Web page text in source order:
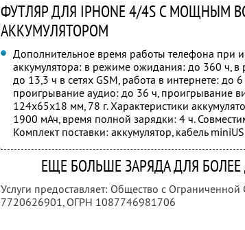
ФУТЛЯР ДЛЯ IPHONE 4/4S С МОЩНЫМ
АККУМУЛЯТОРОМ
Дополнительное время работы телефона при
аккумулятора: в режиме ожидания: до 360 ч, в
до 13,3 ч в сетях GSM, работа в интернете: до
проигрывание аудио: до 36 ч, проигрывание
124х65х18 мм, 78 г. Характеристики
1900 мАч, время полной зарядки: 4 ч.
Комплект поставки: аккумулятор, кабель
ЕЩЕ БОЛЬШЕ ЗАРЯДА ДЛЯ
Услуги предоставляет: Общество с Ограниченной
7720626901, ОГРН 1087746981706